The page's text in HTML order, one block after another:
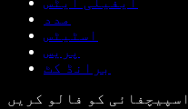
مدد
اسٹیٹس
پریس
برانڈ کٹ
اسپیچفائی کو فالو کریں